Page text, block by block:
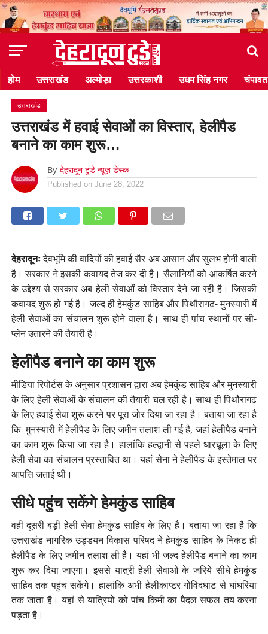
होम उत्तराखंड अल्मोड़ा उत्तरकाशी उधम सिंह नगर चंपावत
उत्तराखंड
उत्तराखंड में हवाई सेवाओं का विस्तार, हेलीपैड
बनाने का काम शुरू…
By देहरादून टुडे न्यूज़ डेस्क
Published on June 28, 2022
देहरादूनःदेवभूमि की वादियों की हवाई सैर अब आसान और सुलभ होनी वाली
है। सरकार ने इसकी कवायद तेज कर दी है। सैलानियों को आकर्षित करने
के उद्देश्य से सरकार अब हेली सेवाओं को विस्तार देने जा रही है। जिसकी
कवायद शुरू हो गई है। जल्द ही हेमकुंड साहिब और पिथौरागढ़- मुनस्यारी में
हेली सेवाओं का संचालन शुरू होने वाला है। साथ ही पांच स्थानों पर सी-
प्लेन उतारने की तैयारी है।
हेलीपैड बनाने का काम शुरू
मीडिया रिपोर्टस के अनुसार प्रशासन द्वारा अब हेमकुंड साहिब और मुनस्यारी
के लिए हेली सेवाओं के संचालन की तैयारी चल रही है। साथ ही पिथौरागढ़
के लिए हवाई सेवा शुरू करने पर पूरा जोर दिया जा रहा है। बताया जा रहा है
कि मुनस्यारी में हेलीपैड के लिए जमीन तलाश ली गई है, जहां हेलीपैड बनाने
का काम शुरू किया जा रहा है। हालांकि हल्द्वानी से पहले धारचूला के लिए
हेली सेवा का संचालन प्रस्तावित था। यहां सेना ने हेलीपैड के इस्तेमाल पर
आपत्ति जताई थी।
सीधे पहुंच सकेंगे हेमकुंड साहिब
वहीं दूसरी बड़ी हेली सेवा हेमकुंड साहिब के लिए है। बताया जा रहा है कि
उत्तराखंड नागरिक उड्डयन विकास परिषद ने हेमकुंड साहिब के निकट ही
हेलीपैड के लिए जमीन तलाश ली है। यहां भी जल्द हेलीपैड बनाने का काम
शुरू कर दिया जाएगा। इससे यात्री हेली सेवाओं के जरिये सीधे हेमकुंड
साहिब तक पहुंच सकेंगे। हालांकि अभी हेलीकाप्टर गोविंदघाट से घांघरिया
तक जाता है। यहां से यात्रियों को पांच किमी का पैदल सफल तय करना
पड़ता है।